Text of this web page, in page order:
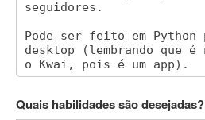
Quais habilidades são desejadas?